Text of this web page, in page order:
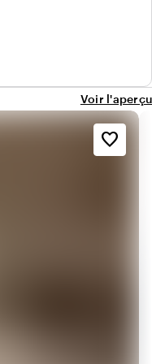
Voir l'aperçu
favorite_border